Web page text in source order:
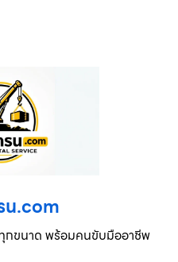
น.com
ทุกขนาด พร้อมคนขับมืออาชีพ